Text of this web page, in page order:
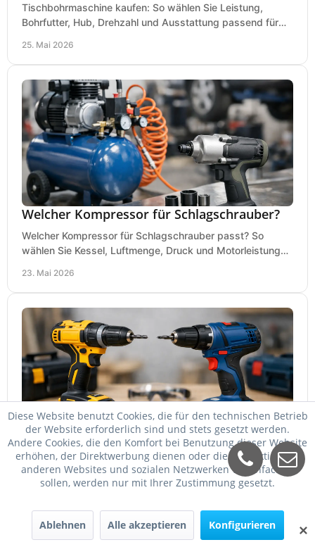
Tischbohrmaschine kaufen: So wählen Sie Leistung,
Bohrfutter, Hub, Drehzahl und Ausstattung passend für
25. Mai 2026
Welcher Kompressor für Schlagschrauber?
Welcher Kompressor für Schlagschrauber passt? So
wählen Sie Kessel, Luftmenge, Druck und Motorleistung
23. Mai 2026
DeWalt oder Bosch Professional?
DeWalt oder Bosch Professional? Der Vergleich zeigt,
welche Marke bei Akku, Leistung, Ergonomie, Sortiment
✕
Diese Website benutzt Cookies, die für den technischen Betrieb
der Website erforderlich sind und stets gesetzt werden.
Andere Cookies, die den Komfort bei Benutzung dieser Website
erhöhen, der Direktwerbung dienen oder die Interaktion mit
anderen Websites und sozialen Netzwerken vereinfachen
sollen, werden nur mit Ihrer Zustimmung gesetzt.
Ablehnen Alle akzeptieren Konfigurieren